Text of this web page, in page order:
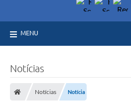
MENU
Notícias
Notícias Notícia